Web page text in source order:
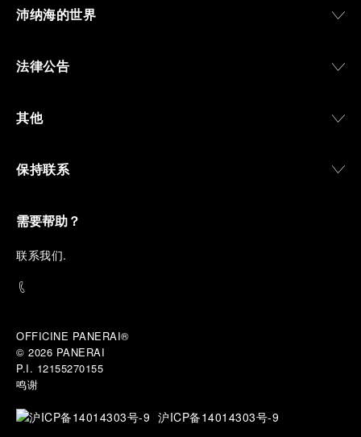
沛纳海的世界
法律公告
其他
保持联系
需要帮助？
联系我们.
OFFICINE PANERAI®
© 2026 PANERAI
P.I. 12155270155
鸣谢
沪ICP备14014303号-9